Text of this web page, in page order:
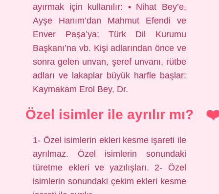
ayırmak için kullanılır: • Nihat Bey’e,
Ayşe Hanım’dan Mahmut Efendi ve
Enver Paşa’ya; Türk Dil Kurumu
Başkanı’na vb. Kişi adlarından önce ve
sonra gelen unvan, şeref unvanı, rütbe
adları ve lakaplar büyük harfle başlar:
Kaymakam Erol Bey, Dr.
Özel isimler ile ayrılır mı?
1- Özel isimlerin ekleri kesme işareti ile
ayrılmaz. Özel isimlerin sonundaki
türetme ekleri ve yazılışları. 2- Özel
isimlerin sonundaki çekim ekleri kesme